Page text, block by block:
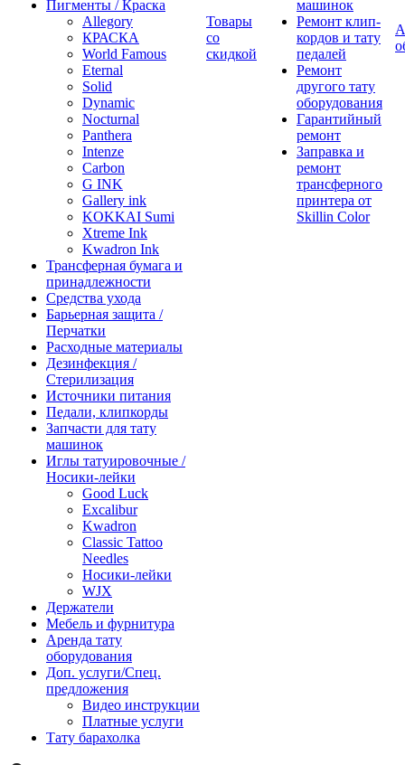
Пигменты / Краска
Allegory
КРАСКА
World Famous
Eternal
Solid
Dynamic
Nocturnal
Panthera
Intenze
Carbon
G INK
Gallery ink
KOKKAI Sumi
Xtreme Ink
Kwadron Ink
Трансферная бумага и
принадлежности
Средства ухода
Барьерная защита /
Перчатки
Расходные материалы
Дезинфекция /
Стерилизация
Источники питания
Педали, клипкорды
Запчасти для тату
машинок
Иглы татуировочные /
Носики-лейки
Good Luck
Excalibur
Kwadron
Classic Tattoo
Needles
Носики-лейки
WJX
Держатели
Мебель и фурнитура
Аренда тату
оборудования
Доп. услуги/Спец.
предложения
Видео инструкции
Платные услуги
Тату барахолка
Товары
со
скидкой
машинок
Ремонт клип-
кордов и тату
педалей
Ремонт
другого тату
оборудования
Гарантийный
ремонт
Заправка и
ремонт
трансферного
принтера от
Skillin Color